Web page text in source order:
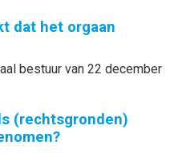
dat het orgaan
bestuur van 22 december
(rechtsgronden)